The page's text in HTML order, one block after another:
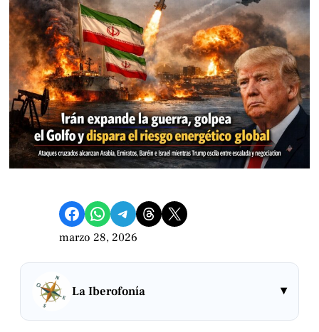
Compartir en Facebook Compartir en WhatsApp Compartir en Telegram Share on Threads Compartir en X
marzo 28, 2026
La Iberofonía ▾